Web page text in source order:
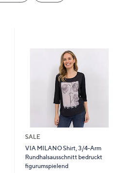
SALE
VIA MILANO Shirt, 3/4-Arm
Rundhalsausschnitt bedruckt
figurumspielend